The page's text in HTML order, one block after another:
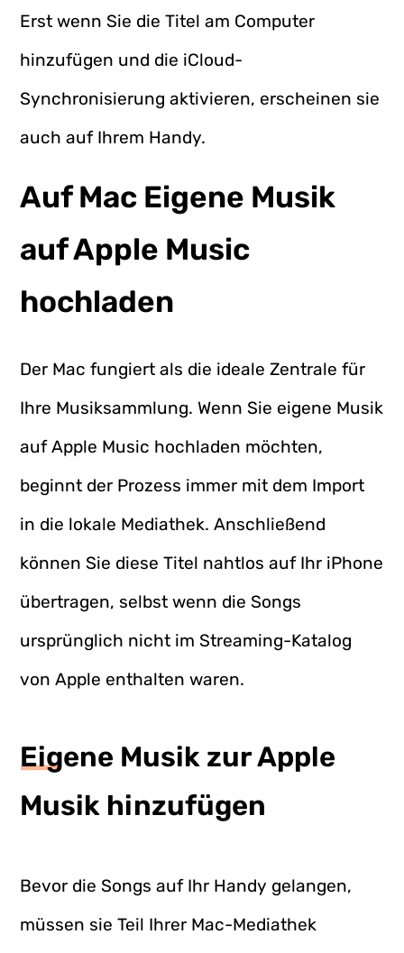
Erst wenn Sie die Titel am Computer
hinzufügen und die iCloud-
Synchronisierung aktivieren, erscheinen sie
auch auf Ihrem Handy.
Auf Mac Eigene Musik
auf Apple Music
hochladen
Der Mac fungiert als die ideale Zentrale für
Ihre Musiksammlung. Wenn Sie eigene Musik
auf Apple Music hochladen möchten,
beginnt der Prozess immer mit dem Import
in die lokale Mediathek. Anschließend
können Sie diese Titel nahtlos auf Ihr iPhone
übertragen, selbst wenn die Songs
ursprünglich nicht im Streaming-Katalog
von Apple enthalten waren.
Eigene Musik zur Apple
Musik hinzufügen
Bevor die Songs auf Ihr Handy gelangen,
müssen sie Teil Ihrer Mac-Mediathek